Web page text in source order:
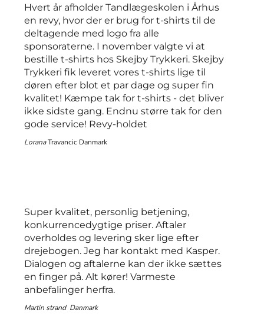
Hvert år afholder Tandlægeskolen i Århus
en revy, hvor der er brug for t-shirts til de
deltagende med logo fra alle
sponsoraterne. I november valgte vi at
bestille t-shirts hos Skejby Trykkeri. Skejby
Trykkeri fik leveret vores t-shirts lige til
døren efter blot et par dage og super fin
kvalitet! Kæmpe tak for t-shirts - det bliver
ikke sidste gang. Endnu større tak for den
gode service! Revy-holdet
LoranaTravancic Danmark
Super kvalitet, personlig betjening,
konkurrencedygtige priser. Aftaler
overholdes og levering sker lige efter
drejebogen. Jeg har kontakt med Kasper.
Dialogen og aftalerne kan der ikke sættes
en finger på. Alt kører! Varmeste
anbefalinger herfra.
Martin strand Danmark